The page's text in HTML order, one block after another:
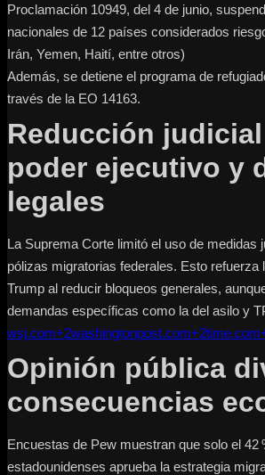
Proclamación 10949, del 4 de junio,
nacionales de 12 países considerados
Irán, Yemen, Haití, entre otros)
Además, se detiene el programa de
través de la EO 14163.
Reducción
poder ejecutivo y
legales
La Suprema Corte limitó el uso de medidas
pólizas migratorias federales. Esto refuerza
Trump al reducir bloqueos generales,
demandas específicas como la del asilo y
Opinión pública
consecuencias
Encuestas de Pew muestran que solo el 42
estadounidenses aprueba la estrategia